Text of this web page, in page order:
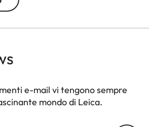
in modo da favorire la visuale
e-mail vi tengono sempre
mondo di Leica.